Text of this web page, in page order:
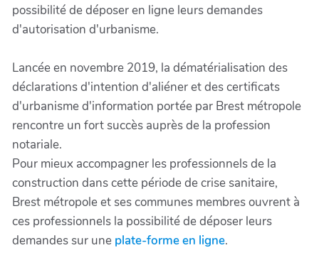
possibilité de déposer en ligne leurs demandes
d'autorisation d'urbanisme.
Lancée en novembre 2019, la dématérialisation des
déclarations d'intention d'aliéner et des certificats
d'urbanisme d'information portée par Brest métropole
rencontre un fort succès auprès de la profession
notariale.
Pour mieux accompagner les professionnels de la
construction dans cette période de crise sanitaire,
Brest métropole et ses communes membres ouvrent à
ces professionnels la possibilité de déposer leurs
demandes sur une plate-forme en ligne.